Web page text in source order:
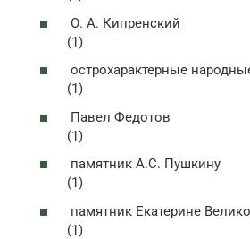
О. А. Кипренский
(1)
острохарактерные
(1)
Павел Федотов
(1)
памятник А.С. Пушкину
(1)
памятник Екатерине
(1)